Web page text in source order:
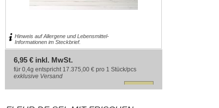
Hinweis auf Allergene und Lebensmittel-
Informationen im Steckbrief.
6,95 € inkl. MwSt.
für 0,4g entspricht 17.375,00 € pro 1 Stück/pcs
exklusive Versand